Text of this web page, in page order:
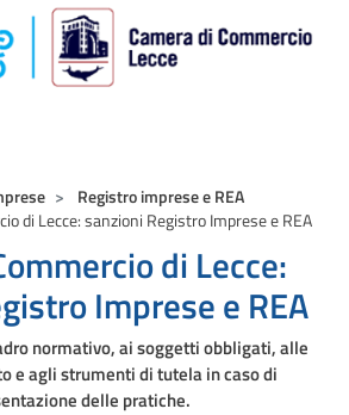
Salta al contenuto principale
Registro imprese e REA
di Lecce: sanzioni Registro Imprese e REA
di Lecce:
Imprese e REA
normativo, ai soggetti obbligati, alle
e agli strumenti di tutela in caso di
delle pratiche.